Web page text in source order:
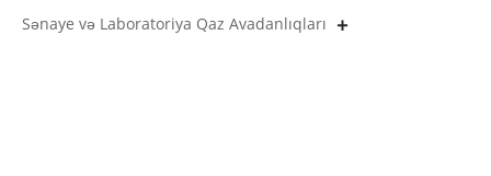
Sənaye və Laboratoriya Qaz Avadanlıqları